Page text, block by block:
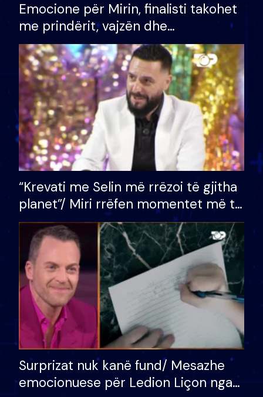
Emocione për Mirin, finalisti takohet
me prindërit, vajzën dhe
bashkëshorten: S’kemi ndonjë letër
divorci apo jo?
“Krevati me Selin më rrëzoi të gjitha
planet”/ Miri rrëfen momentet më të
bukura në shtëpinë e BB VIP: Do më
mungojë zilja e mëngjesit kur…
Surprizat nuk kanë fund/ Mesazhe
emocionuese për Ledion Liçon nga